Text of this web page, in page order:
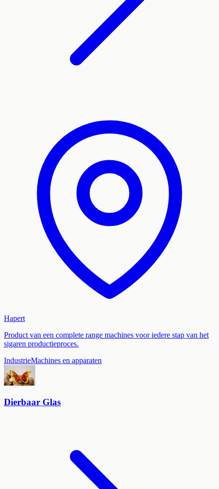
Hapert
Product van een complete range machines voor iedere stap van het
sigaren productieproces.
IndustrieMachines en apparaten
Dierbaar Glas